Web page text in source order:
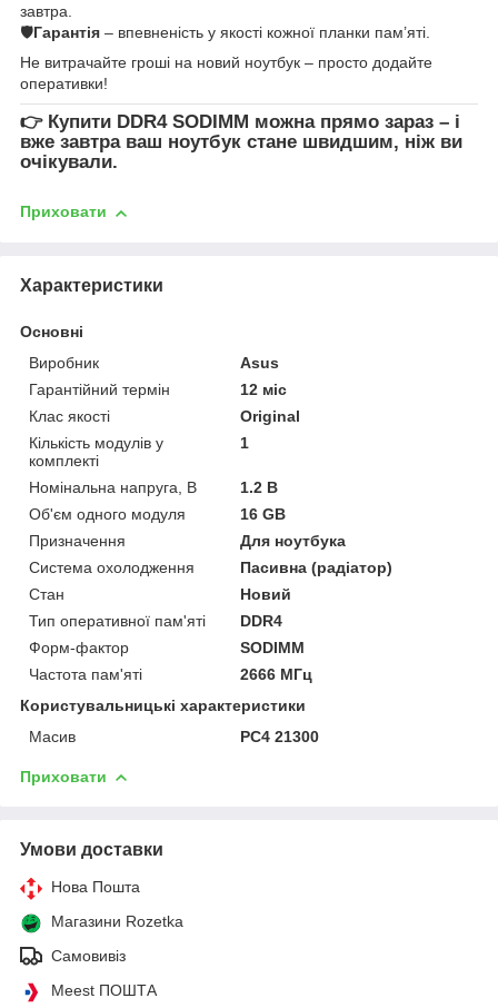
завтра.
🛡Гарантія – впевненість у якості кожної планки пам’яті.
Не витрачайте гроші на новий ноутбук – просто додайте
оперативки!
👉 Купити DDR4 SODIMM можна прямо зараз – і
вже завтра ваш ноутбук стане швидшим, ніж ви
очікували.
Приховати
Характеристики
Основні
Виробник
Asus
Гарантійний термін
12 міс
Клас якості
Original
Кількість модулів у
комплекті
1
Номінальна напруга, В
1.2 В
Об'єм одного модуля
16 GB
Призначення
Для ноутбука
Система охолодження
Пасивна (радіатор)
Стан
Новий
Тип оперативної пам'яті
DDR4
Форм-фактор
SODIMM
Частота пам'яті
2666 МГц
Користувальницькі характеристики
Масив
PC4 21300
Приховати
Умови доставки
Нова Пошта
Магазини Rozetka
Самовивіз
Meest ПОШТА